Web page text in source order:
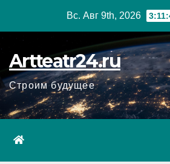
Вс. Авг 9th, 2026
Artteatr24.ru
Строим будущее